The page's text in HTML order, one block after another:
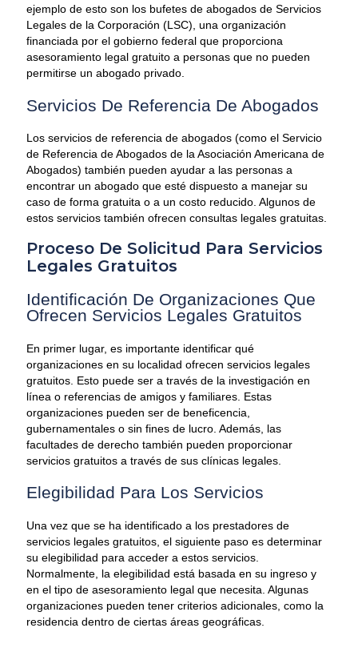
ejemplo de esto son los bufetes de abogados de Servicios
Legales de la Corporación (LSC), una organización
financiada por el gobierno federal que proporciona
asesoramiento legal gratuito a personas que no pueden
permitirse un abogado privado.
Servicios De Referencia De Abogados
Los servicios de referencia de abogados (como el Servicio
de Referencia de Abogados de la Asociación Americana de
Abogados) también pueden ayudar a las personas a
encontrar un abogado que esté dispuesto a manejar su
caso de forma gratuita o a un costo reducido. Algunos de
estos servicios también ofrecen consultas legales gratuitas.
Proceso De Solicitud Para Servicios
Legales Gratuitos
Identificación De Organizaciones Que
Ofrecen Servicios Legales Gratuitos
En primer lugar, es importante identificar qué
organizaciones en su localidad ofrecen servicios legales
gratuitos. Esto puede ser a través de la investigación en
línea o referencias de amigos y familiares. Estas
organizaciones pueden ser de beneficencia,
gubernamentales o sin fines de lucro. Además, las
facultades de derecho también pueden proporcionar
servicios gratuitos a través de sus clínicas legales.
Elegibilidad Para Los Servicios
Una vez que se ha identificado a los prestadores de
servicios legales gratuitos, el siguiente paso es determinar
su elegibilidad para acceder a estos servicios.
Normalmente, la elegibilidad está basada en su ingreso y
en el tipo de asesoramiento legal que necesita. Algunas
organizaciones pueden tener criterios adicionales, como la
residencia dentro de ciertas áreas geográficas.